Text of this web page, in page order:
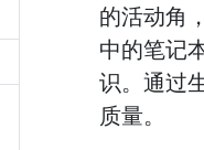
的活动角
中的笔记
识。通过
质量。